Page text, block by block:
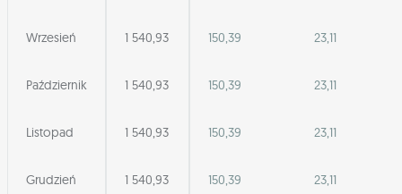
Wrzesień 1 540,93 150,39 23,11
Październik 1 540,93 150,39 23,11
Listopad 1 540,93 150,39 23,11
Grudzień 1 540,93 150,39 23,11